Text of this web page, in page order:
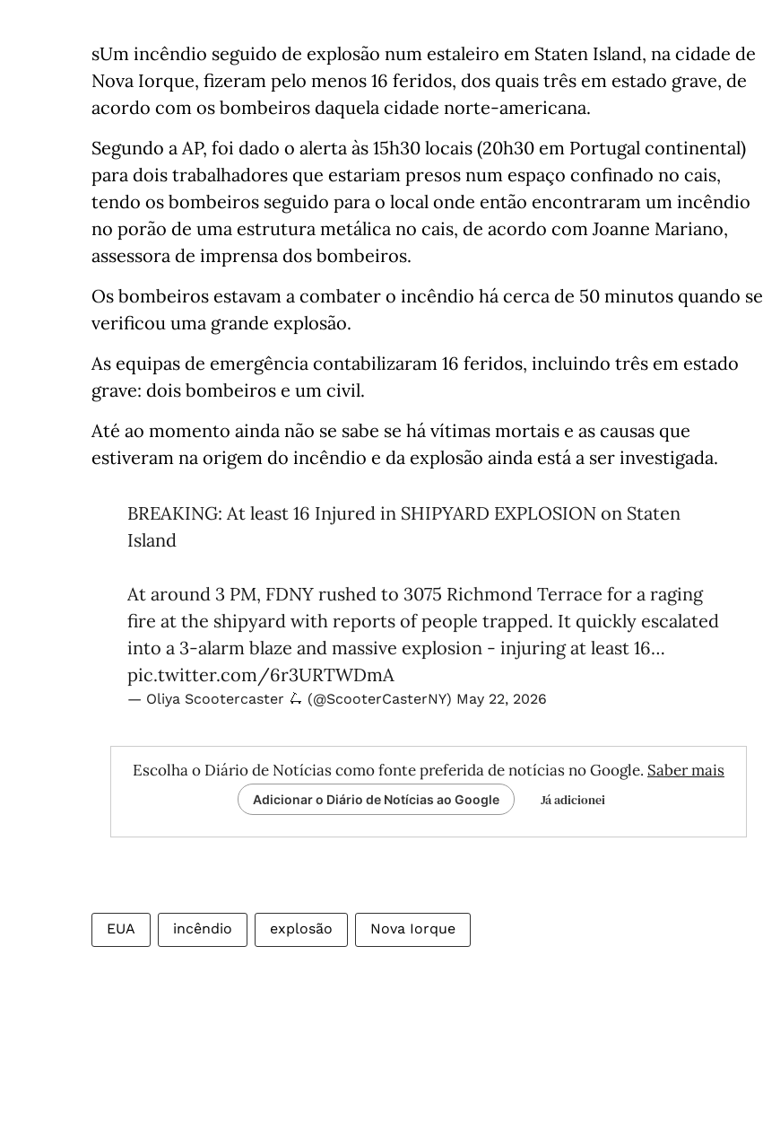
sUm incêndio seguido de explosão num estaleiro em Staten Island, na cidade de
Nova Iorque, fizeram pelo menos 16 feridos, dos quais três em estado grave, de
acordo com os bombeiros daquela cidade norte-americana.
Segundo a AP, foi dado o alerta às 15h30 locais (20h30 em Portugal continental)
para dois trabalhadores que estariam presos num espaço confinado no cais,
tendo os bombeiros seguido para o local onde então encontraram um incêndio
no porão de uma estrutura metálica no cais, de acordo com Joanne Mariano,
assessora de imprensa dos bombeiros.
Os bombeiros estavam a combater o incêndio há cerca de 50 minutos quando se
verificou uma grande explosão.
As equipas de emergência contabilizaram 16 feridos, incluindo três em estado
grave: dois bombeiros e um civil.
Até ao momento ainda não se sabe se há vítimas mortais e as causas que
estiveram na origem do incêndio e da explosão ainda está a ser investigada.
BREAKING: At least 16 Injured in SHIPYARD EXPLOSION on Staten
Island
At around 3 PM, FDNY rushed to 3075 Richmond Terrace for a raging
fire at the shipyard with reports of people trapped. It quickly escalated
into a 3-alarm blaze and massive explosion - injuring at least 16…
pic.twitter.com/6r3URTWDmA
— Oliya Scootercaster 🛴 (@ScooterCasterNY) May 22, 2026
Escolha o Diário de Notícias como fonte preferida de notícias no Google. Saber mais
Adicionar o Diário de Notícias ao Google Já adicionei
EUA incêndio explosão Nova Iorque